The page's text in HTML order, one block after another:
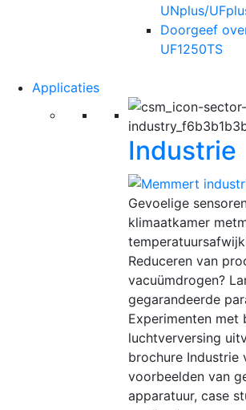
UNplus/
Doorgeef
UF1250TS
Applicaties
Industrie
Gevoelige
klimaatkamer
Reduceren van
vacuümdrogen?
gegarandeerde
Experimenten met
luchtverversing
brochure Industrie
voorbeelden van
apparatuur, case